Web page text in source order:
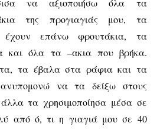
να αξιοποιήσω όλα τα
της προγιαγιάς μου, τα
έχουν επάνω φρουτάκια, τα
και όλα τα –ακια που βρήκα.
τα έβαλα στα ράφια και τα
να τα δείξω στους
τα χρησιμοποίησα μέσα σε
από ό, τι η γιαγιά μου σε 40